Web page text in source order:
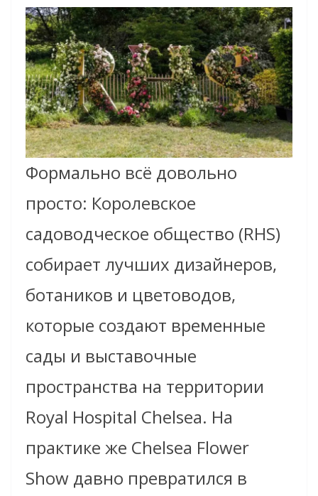
Формально всё довольно
просто: Королевское
садоводческое общество (RHS)
собирает лучших дизайнеров,
ботаников и цветоводов,
которые создают временные
сады и выставочные
пространства на территории
Royal Hospital Chelsea. На
практике же Chelsea Flower
Show давно превратился в